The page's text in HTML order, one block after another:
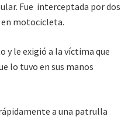
Fue interceptada por dos
en motocicleta.
y le exigió a la víctima que
lo tuvo en sus manos
a una patrulla